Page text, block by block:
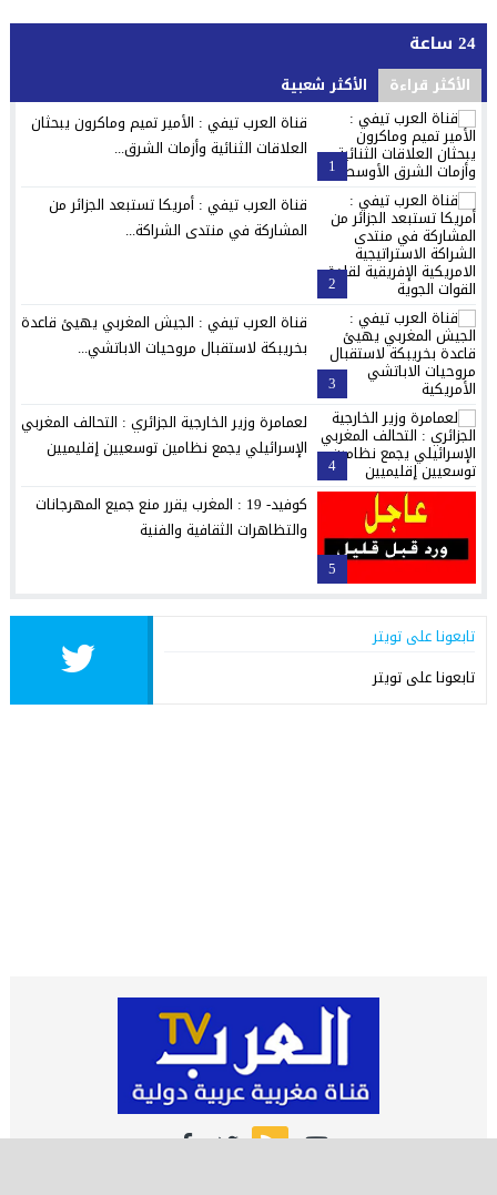
24 ساعة
الأكثر قراءة الأكثر شعبية
1
قناة العرب تيفي : الأمير تميم وماكرون يبحثان
العلاقات الثنائية وأزمات الشرق...
2
قناة العرب تيفي : أمريكا تستبعد الجزائر من
المشاركة في منتدى الشراكة...
3
قناة العرب تيفي : الجيش المغربي يهيئ قاعدة
بخريبكة لاستقبال مروحيات الاباتشي...
4
لعمامرة وزير الخارجية الجزائري : التحالف المغربي
الإسرائيلي يجمع نظامين توسعيين إقليميين
5
كوفيد- 19 : المغرب يقرر منع جميع المهرجانات
والتظاهرات الثقافية والفنية
تابعونا على تويتر
تابعونا على تويتر